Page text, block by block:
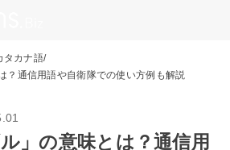
タカナ語
？通信用語や自衛隊での使い方例も解説
」の意味とは？通信用